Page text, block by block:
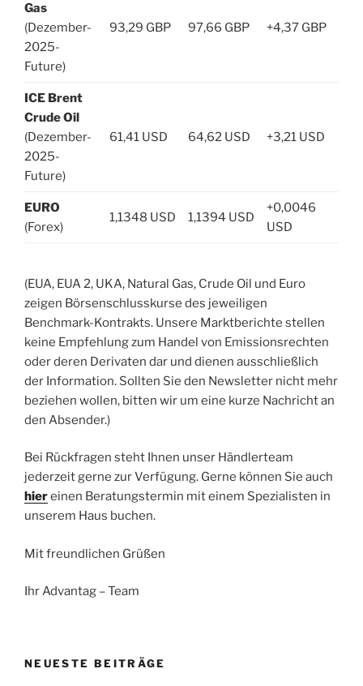
Gas
(Dezember-
2025-
Future)
93,29 GBP 97,66 GBP +4,37 GBP
ICE Brent
Crude Oil
(Dezember-
2025-
Future)
61,41 USD 64,62 USD +3,21 USD
EURO
(Forex)
1,1348 USD 1,1394 USD
+0,0046
USD
(EUA, EUA 2, UKA, Natural Gas, Crude Oil und Euro
zeigen Börsenschlusskurse des jeweiligen
Benchmark-Kontrakts. Unsere Marktberichte stellen
keine Empfehlung zum Handel von Emissionsrechten
oder deren Derivaten dar und dienen ausschließlich
der Information. Sollten Sie den Newsletter nicht mehr
beziehen wollen, bitten wir um eine kurze Nachricht an
den Absender.)
Bei Rückfragen steht Ihnen unser Händlerteam
jederzeit gerne zur Verfügung. Gerne können Sie auch
hiereinen Beratungstermin mit einem Spezialisten in
unserem Haus buchen.
Mit freundlichen Grüßen
Ihr Advantag – Team
NEUESTE BEITRÄGE